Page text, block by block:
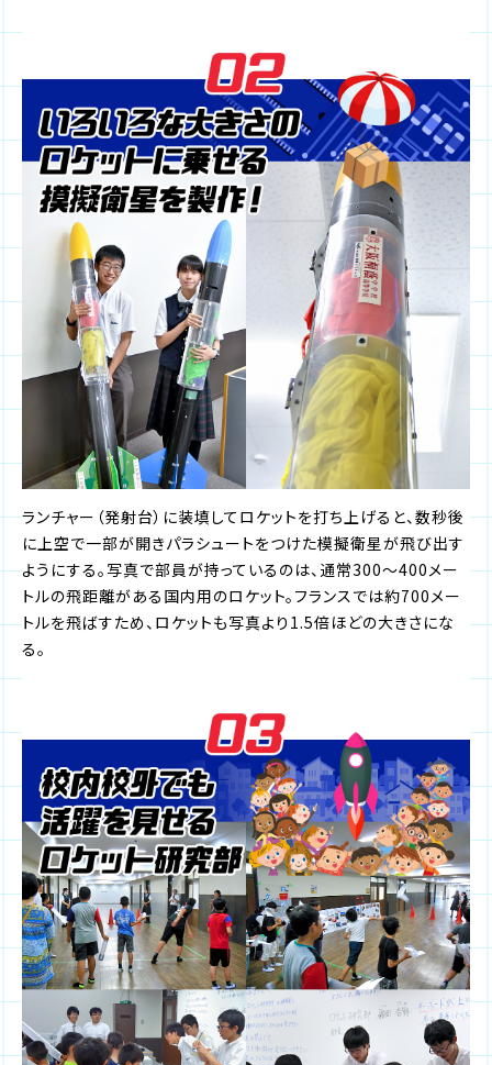
ランチャー（発射台）に装填してロケットを打ち上げると、数秒後
に上空で一部が開きパラシュートをつけた模擬衛星が飛び出す
ようにする。写真で部員が持っているのは、通常300～400メー
トルの飛距離がある国内用のロケット。フランスでは約700メー
トルを飛ばすため、ロケットも写真より1.5倍ほどの大きさにな
る。